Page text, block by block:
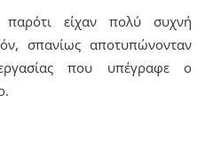
παρότι είχαν πολύ συχνή
σπανίως αποτυπώνονταν
που υπέγραφε ο